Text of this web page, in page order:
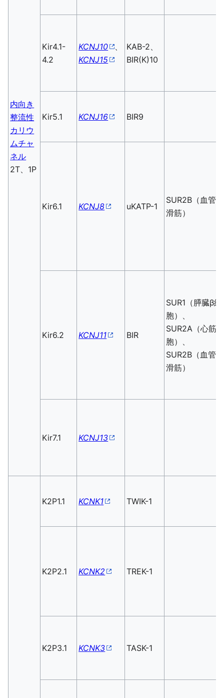
内向き
整流性
カリウ
ムチャ
ネル
2T、1P
Kir4.1-
4.2
KCNJ10
、
KCNJ15
KAB-2、
BIR(K)10
Kir5.1 KCNJ16 BIR9
Kir6.1 KCNJ8 uKATP-1
SUR2B（血管平
滑筋）
Kir6.2 KCNJ11 BIR
SUR1（膵臓β細
胞）、
SUR2A（心筋
胞）、
SUR2B（血管平
滑筋）
Kir7.1 KCNJ13
K2P1.1 KCNK1 TWIK-1
K2P2.1 KCNK2 TREK-1
K2P3.1 KCNK3 TASK-1